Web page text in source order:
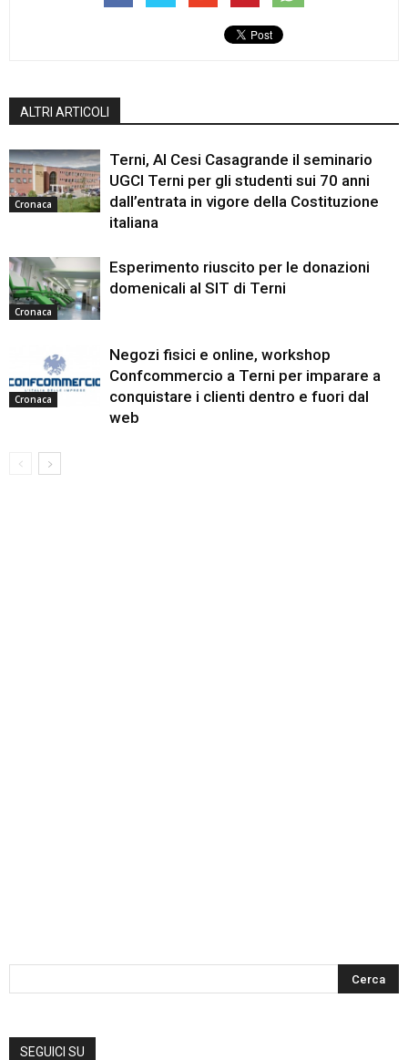
ALTRI ARTICOLI
Cronaca
Terni, Al Cesi Casagrande il seminario
UGCI Terni per gli studenti sui 70 anni
dall’entrata in vigore della Costituzione
italiana
Cronaca
Esperimento riuscito per le donazioni
domenicali al SIT di Terni
Cronaca
Negozi fisici e online, workshop
Confcommercio a Terni per imparare a
conquistare i clienti dentro e fuori dal
web
SEGUICI SU